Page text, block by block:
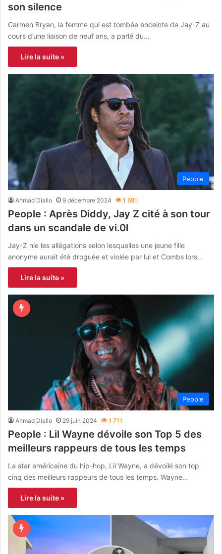
son silence
Carmen Bryan, la femme qui est tombée enceinte de Jay-Z au
cours d’une liaison de neuf ans, a parlé du…
Lire la suite »
People
Ahmad Diallo 9 décembre 2024 1 681
People : Après Diddy, Jay Z cité à son tour
dans un scandale de vi.0l
Jay-Z nie les allégations selon lesquelles une jeune fille
anonyme aurait été droguée et violée par lui et Combs lors…
Lire la suite »
People
Ahmad Diallo 29 juin 2024 1 711
People : Lil Wayne dévoile son Top 5 des
meilleurs rappeurs de tous les temps
La star américaine du hip-hop, Lil Wayne, a dévoilé son top
cinq des meilleurs rappeurs de tous les temps. Wayne…
Lire la suite »